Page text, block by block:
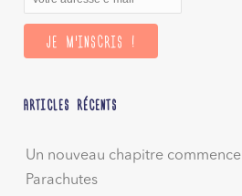
ARTICLES RÉCENTS
Un nouveau chapitre
Parachutes